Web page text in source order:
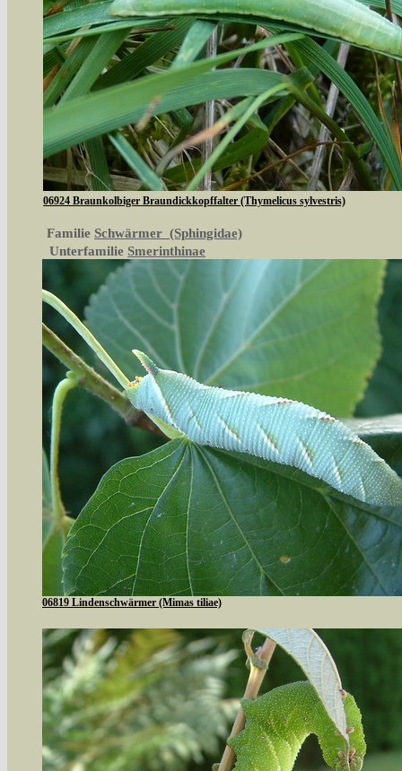
06924 Braunkolbiger Braundickkopffalter (Thymelicus sylvestris)
Familie Schwärmer (Sphingidae)
Unterfamilie Smerinthinae
06819 Lindenschwärmer (Mimas tiliae)